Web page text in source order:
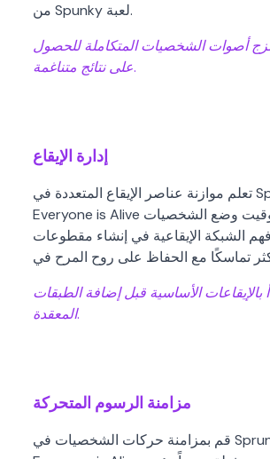
من Spunky لعبة.
أصوات الشخصيات المتكاملة للحصول
على نتائج متناغمة.
إدارة الإيقاع
تعلم موازنة عناصر الإيقاع المتعددة في Sprunki But
Everyone is Alive من خلال توقيت وضع الشخصيات
فهم الشبكة الإيقاعية في إنشاء مقطوعات
بالإيقاعات الأساسية قبل إضافة الطبقات
المعقدة.
مزامنة الرسوم المتحركة
قم بمزامنة حركات الشخصيات في Sprunki But